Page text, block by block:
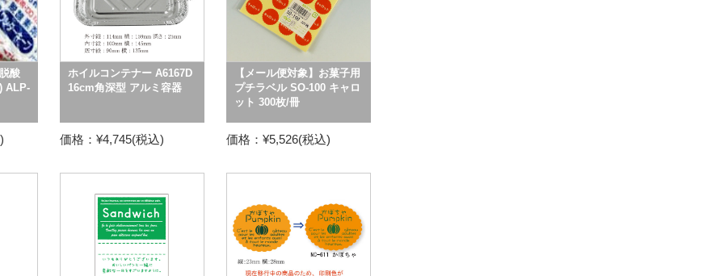
酸
ALP-
ホイルコンテナー A6167D
16cm角深型 アルミ容器
価格：¥4,745(税込)
【メール便対象】お菓子用
プチラベル SO-100 キャロ
ット 300枚/冊
価格：¥5,526(税込)